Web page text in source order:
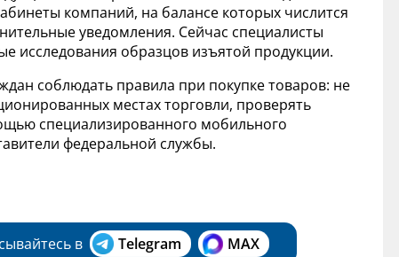
компаний, на балансе которых числится
уведомления. Сейчас специалисты
исследования образцов изъятой продукции.
соблюдать правила при покупке товаров: не
местах торговли, проверять
специализированного мобильного
федеральной службы.
в Telegram MAX